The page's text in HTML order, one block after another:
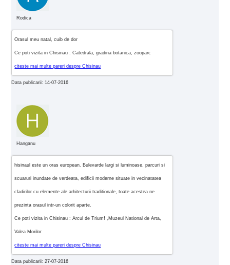
Rodica
Orasul meu natal, cuib de dor
Ce poti vizita in Chisinau : Catedrala, gradina botanica, zooparc
citeste mai multe pareri despre Chisinau
Data publicarii: 14-07-2016
Hanganu
hisinaul este un oras european. Bulevarde largi si luminoase, parcuri si
scuaruri inundate de verdeata, edificii moderne situate in vecinatatea
cladirilor cu elemente ale arhitecturii traditionale, toate acestea ne
prezinta orasul intr-un colorit aparte.
Ce poti vizita in Chisinau : Arcul de Triumf ,Muzeul National de Arta,
Valea Morilor
citeste mai multe pareri despre Chisinau
Data publicarii: 27-07-2016